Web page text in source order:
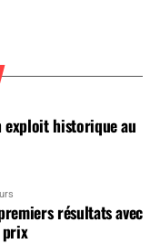
exploit historique au
résultats avec